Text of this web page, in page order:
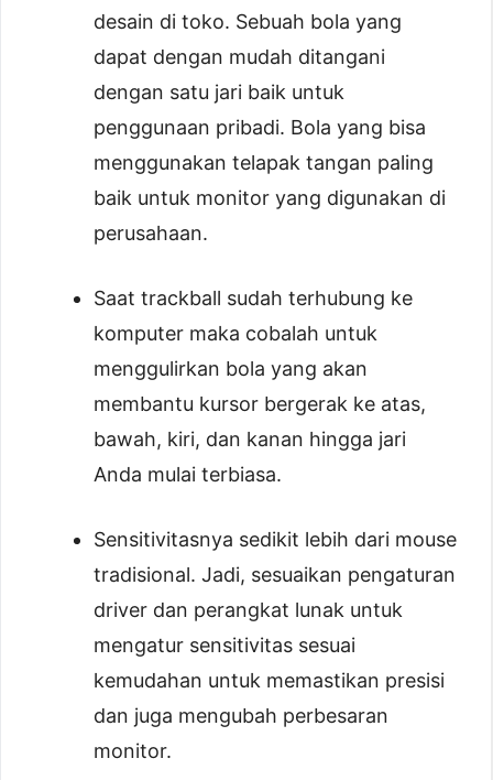
desain di toko. Sebuah bola yang
dapat dengan mudah ditangani
dengan satu jari baik untuk
penggunaan pribadi. Bola yang bisa
menggunakan telapak tangan paling
baik untuk monitor yang digunakan di
perusahaan.
Saat trackball sudah terhubung ke
komputer maka cobalah untuk
menggulirkan bola yang akan
membantu kursor bergerak ke atas,
bawah, kiri, dan kanan hingga jari
Anda mulai terbiasa.
Sensitivitasnya sedikit lebih dari mouse
tradisional. Jadi, sesuaikan pengaturan
driver dan perangkat lunak untuk
mengatur sensitivitas sesuai
kemudahan untuk memastikan presisi
dan juga mengubah perbesaran
monitor.